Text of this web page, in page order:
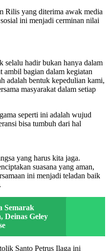
Rilis yang diterima awak media
ini menjadi cerminan nilai
selalu hadir bukan hanya dalam
ambil bagian dalam kegiatan
adalah bentuk kepedulian kami,
masyarakat dalam setiap
seperti ini adalah wujud
bisa tumbuh dari hal
yang harus kita jaga.
suasana yang aman,
ini menjadi teladan baik
Semarak
Deinas Geley
Santo Petrus Ilaga ini